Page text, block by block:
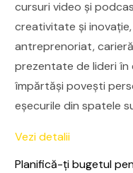
cursuri video și
creativitate și
antreprenoriat,
prezentate de lideri în
împărtăși povești
eșecurile din spatele
Vezi detalii
Planifică-ți bugetul